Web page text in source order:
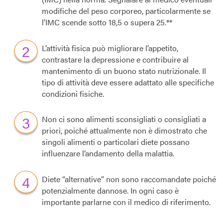
modifiche del peso corporeo, particolarmente se
l’IMC scende sotto 18,5 o supera 25.**
L’attività fisica può migliorare l’appetito,
contrastare la depressione e contribuire al
mantenimento di un buono stato nutrizionale. Il
tipo di attività deve essere adattato alle specifiche
condizioni fisiche.
Non ci sono alimenti sconsigliati o consigliati a
priori, poiché attualmente non è dimostrato che
singoli alimenti o particolari diete possano
influenzare l’andamento della malattia.
Diete “alternative” non sono raccomandate poiché
potenzialmente dannose. In ogni caso è
importante parlarne con il medico di riferimento.